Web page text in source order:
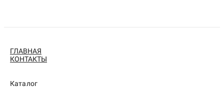
ГЛАВНАЯ
КОНТАКТЫ
Каталог